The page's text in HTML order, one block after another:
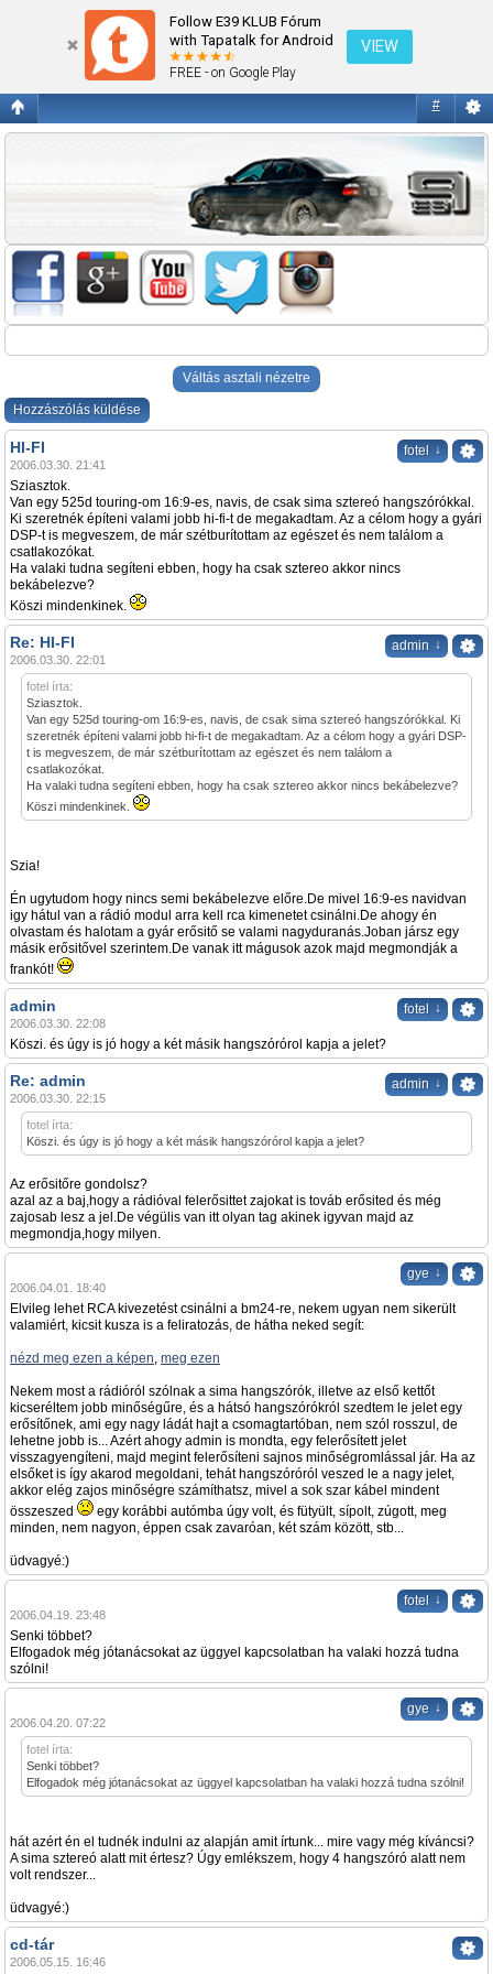
Follow E39 KLUB Fórum
with Tapatalk for Android
FREE - on Google Play
VIEW
#
Váltás asztali nézetre
Hozzászólás küldése
fotel ↓
HI-FI
2006.03.30. 21:41
Sziasztok.
Van egy 525d touring-om 16:9-es, navis, de csak sima sztereó hangszórókkal.
Ki szeretnék építeni valami jobb hi-fi-t de megakadtam. Az a célom hogy a gyári
DSP-t is megveszem, de már szétburítottam az egészet és nem találom a
csatlakozókat.
Ha valaki tudna segíteni ebben, hogy ha csak sztereo akkor nincs
bekábelezve?
Köszi mindenkinek.
admin ↓
Re: HI-FI
2006.03.30. 22:01
fotel írta:
Sziasztok.
Van egy 525d touring-om 16:9-es, navis, de csak sima sztereó hangszórókkal. Ki
szeretnék építeni valami jobb hi-fi-t de megakadtam. Az a célom hogy a gyári DSP-
t is megveszem, de már szétburítottam az egészet és nem találom a
csatlakozókat.
Ha valaki tudna segíteni ebben, hogy ha csak sztereo akkor nincs bekábelezve?
Köszi mindenkinek.
Szia!
Én ugytudom hogy nincs semi bekábelezve előre.De mivel 16:9-es navidvan
igy hátul van a rádió modul arra kell rca kimenetet csinálni.De ahogy én
olvastam és halotam a gyár erősitő se valami nagyduranás.Joban jársz egy
másik erősitővel szerintem.De vanak itt mágusok azok majd megmondják a
frankót!
fotel ↓
admin
2006.03.30. 22:08
Köszi. és úgy is jó hogy a két másik hangszórórol kapja a jelet?
admin ↓
Re: admin
2006.03.30. 22:15
fotel írta:
Köszi. és úgy is jó hogy a két másik hangszórórol kapja a jelet?
Az erősitőre gondolsz?
azal az a baj,hogy a rádióval felerősittet zajokat is továb erősited és még
zajosab lesz a jel.De végülis van itt olyan tag akinek igyvan majd az
megmondja,hogy milyen.
gye ↓
2006.04.01. 18:40
Elvileg lehet RCA kivezetést csinálni a bm24-re, nekem ugyan nem sikerült
valamiért, kicsit kusza is a feliratozás, de hátha neked segít:
nézd meg ezen a képen, meg ezen
Nekem most a rádióról szólnak a sima hangszórók, illetve az első kettőt
kicseréltem jobb minőségűre, és a hátsó hangszórókról szedtem le jelet egy
erősítőnek, ami egy nagy ládát hajt a csomagtartóban, nem szól rosszul, de
lehetne jobb is... Azért ahogy admin is mondta, egy felerősített jelet
visszagyengíteni, majd megint felerősíteni sajnos minőségromlással jár. Ha az
elsőket is így akarod megoldani, tehát hangszóróról veszed le a nagy jelet,
akkor elég zajos minőségre számíthatsz, mivel a sok szar kábel mindent
összeszed
egy korábbi autómba úgy volt, és fütyült, sípolt, zúgott, meg
minden, nem nagyon, éppen csak zavaróan, két szám között, stb...
üdvagyé:)
fotel ↓
2006.04.19. 23:48
Senki többet?
Elfogadok még jótanácsokat az üggyel kapcsolatban ha valaki hozzá tudna
szólni!
gye ↓
2006.04.20. 07:22
fotel írta:
Senki többet?
Elfogadok még jótanácsokat az üggyel kapcsolatban ha valaki hozzá tudna szólni!
hát azért én el tudnék indulni az alapján amit írtunk... mire vagy még kíváncsi?
A sima sztereó alatt mit értesz? Úgy emlékszem, hogy 4 hangszóró alatt nem
volt rendszer...
üdvagyé:)
cd-tár
2006.05.15. 16:46